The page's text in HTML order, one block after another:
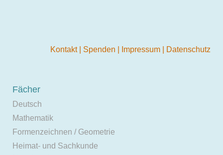
Kontakt Spenden Impressum Datenschutz
Fächer
Deutsch
Mathematik
Formenzeichnen / Geometrie
Heimat- und Sachkunde